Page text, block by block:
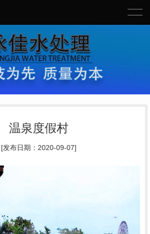
温泉度假村
[发布日期：2020-09-07]